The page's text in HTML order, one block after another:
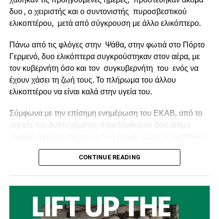
Ο Δήμαρχος Ναυπακτίας κ.Βασίλης Γκίζαςδήλωσε
σχετικά: «Η Παράκαμψη του Κάστρου Ναυπάκτου
την εικόνα και την προοπτική της πόλης μας. Με την
εξασφάλιση της χρηματοδότησης και τη διαμόρφωση του
αναγκαίου θεσμικού πλαισίου, περνάμε πλέον στο
Πρόκειται για μία εξαιρετικά σημαντική εξέλιξη,
αποτέλεσμα σχεδιασμού, επιμονής και συνεχούς
δυο , ο χειριστής και ο συντονιστής πυροσβεστικού
ελικοπτέρου, μετά από σύγκρουση με άλλο ελικόπτερο.
Πάνω από τις φλόγες στην Ψάθα, στην φωτιά στο Πόρτο
Γερμενό, δυο ελικόπτερα συγκρούστηκαν στον αέρα, με
τον κυβερνήτη όσο και τον συγκυβερνήτη του ενός να
έχουν χάσει τη ζωή τους. Το πλήρωμα του άλλου
ελικοπτέρου να είναι καλά στην υγεία του.
Σύμφωνα με την επίσημη ενημέρωση του ΕΚΑΒ, από το
σημείο του δυστυχήματος παρελήφθησαν δύο άτομα
τους. Και οι τέσσερις διακομίστηκαν στο 251 Γενικό
Νοσοκομείο Αεροπορίας (251 ΓΝΑ).
Τα δύο ελικόπτερα τύπου BELL, ήταν μισθωμένα από το
CONTINUE READING